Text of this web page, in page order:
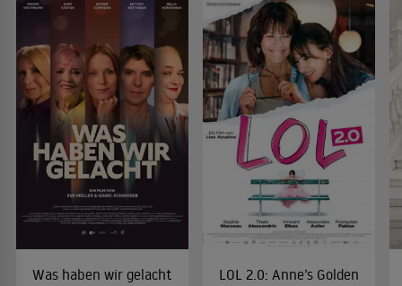
Was haben wir gelacht
LOL 2.0: Anne’s Golden